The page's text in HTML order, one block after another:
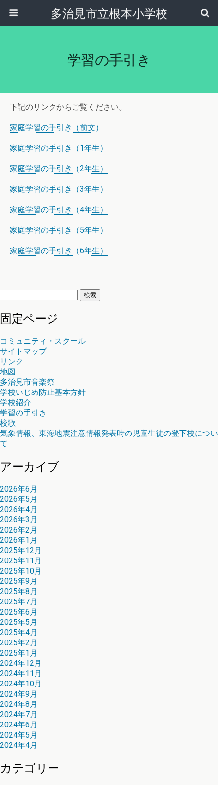
多治見市立根本小学校
学習の手引き
下記のリンクからご覧ください。
家庭学習の手引き（前文）
家庭学習の手引き（1年生）
家庭学習の手引き（2年生）
家庭学習の手引き（3年生）
家庭学習の手引き（4年生）
家庭学習の手引き（5年生）
家庭学習の手引き（6年生）
検
固定ページ
コミュニティ・スクール
サイトマップ
リンク
地図
多治見市音楽祭
学校いじめ防止基本方針
学校紹介
学習の手引き
校歌
気象情報、東海地震注意情報発表時の児童生徒の登下校につい
て
アーカイブ
2026年6月
2026年5月
2026年4月
2026年3月
2026年2月
2026年1月
2025年12月
2025年11月
2025年10月
2025年9月
2025年8月
2025年7月
2025年6月
2025年5月
2025年4月
2025年2月
2025年1月
2024年12月
2024年11月
2024年10月
2024年9月
2024年8月
2024年7月
2024年6月
2024年5月
2024年4月
カテゴリー